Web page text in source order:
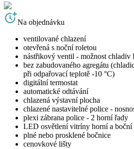
Na objednávku
ventilované chlazení
otevřená s noční roletou
nástřikový ventil - možnost
bez zabudovaného agregátu
při odpařovací teplotě -10 °C)
digitální termostat
automatické odtávání
chlazená výstavní plocha
chlazené nastavitelné police -
plexi zábrana police - 2 horní řady
LED osvětlení vitríny horní a boční
plné nebo prosklené bočnice
cenovkové lišty